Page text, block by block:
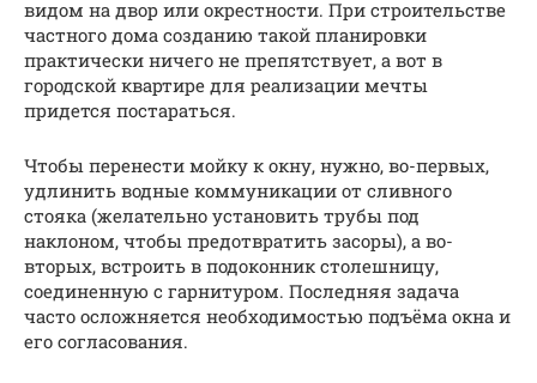
видом на двор или окрестности. При строительстве
частного дома созданию такой планировки
практически ничего не препятствует, а вот в
городской квартире для реализации мечты
придется постараться.
Чтобы перенести мойку к окну, нужно, во-первых,
удлинить водные коммуникации от сливного
стояка (желательно установить трубы под
наклоном, чтобы предотвратить засоры), а во-
вторых, встроить в подоконник столешницу,
соединенную с гарнитуром. Последняя задача
часто осложняется необходимостью подъёма окна и
его согласования.